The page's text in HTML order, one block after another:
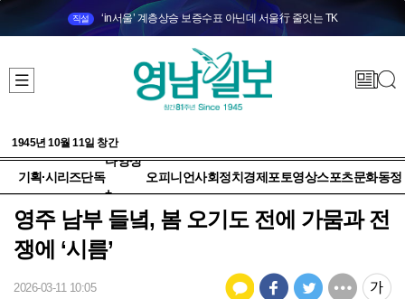
직설 ‘in서울’ 계층상승 보증수표 아닌데 서울行 줄잇는 TK
1945년 10월 11일 창간
기획·시리즈단독
다양성
+
오피니언사회정치 경제 포토영상스포츠문화동정
영주 남부 들녘, 봄 오기도 전에 가뭄과 전
쟁에 ‘시름’
2026-03-11 10:05